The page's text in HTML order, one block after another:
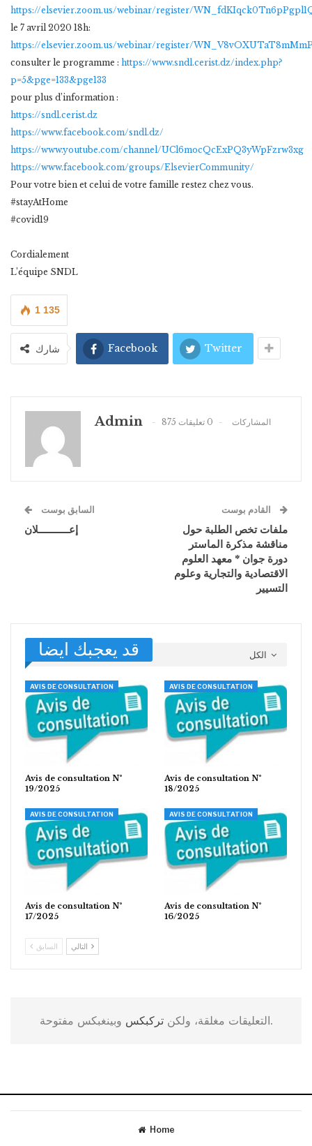
https://elsevier.zoom.us/webinar/register/
le 7 avril 2020 18h:
https://elsevier.zoom.us/webinar/register/
consulter le programme : https://www.sndl.cerist.dz/index.php?
p=5&pge=133&pge133
pour plus d’information :
https://sndl.cerist.dz
https://www.facebook.com/sndl.dz/
https://www.youtube.com/channel/UCl6mocQcExPQ3yWpFzrw3xg
https://www.facebook.com/groups/ElsevierCommunity/
Pour votre bien et celui de votre famille restez chez vous.
#stayAtHome
#covid19
Cordialement
L’équipe SNDL
1 135
شارك Facebook Twitter
Admin 875 المشاركات 0 تعليقات
السابق بوست
إعـــــــــــلان
ملفات تخص الطلبة حول
مناقشة مذكرة الماستر
دورة جوان * معهد العلوم
الاقتصادية والتجارية وعلوم
التسيير
قد يعجبك ايضا
AVIS DE CONSULTATION
Avis de consultation N°
19/2025
AVIS DE CONSULTATION
Avis de consultation N°
18/2025
AVIS DE CONSULTATION
Avis de consultation N°
17/2025
AVIS DE CONSULTATION
Avis de consultation N°
16/2025
السابق
التعليقات مغلقة، ولكنتركبكس وبينغبكس مفتوحة.
Home